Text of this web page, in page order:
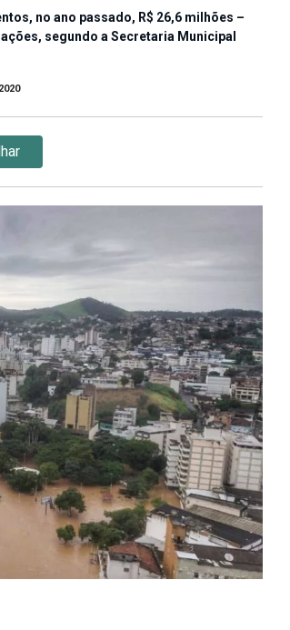
no ano passado, R$ 26,6 milhões –
segundo a Secretaria Municipal